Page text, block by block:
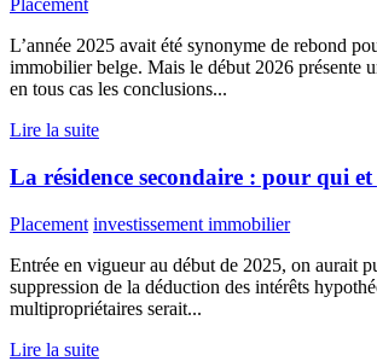
Placement
L’année 2025 avait été synonyme de rebond
immobilier belge. Mais le début 2026 présente
en tous cas les conclusions...
Lire la suite
La résidence secondaire : pour qui
Placement investissement immobilier
Entrée en vigueur au début de 2025, on aurait
suppression de la déduction des intérêts
multipropriétaires serait...
Lire la suite